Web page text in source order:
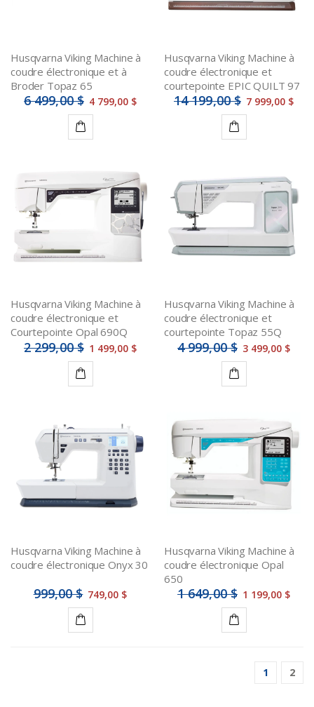
Husqvarna Viking Machine à
coudre électronique et à
Broder Topaz 65
6 499,00 $ 4 799,00 $
Husqvarna Viking Machine à
coudre électronique et
courtepointe EPIC QUILT 97
14 199,00 $ 7 999,00 $
Husqvarna Viking Machine à
coudre électronique et
Courtepointe Opal 690Q
2 299,00 $ 1 499,00 $
Husqvarna Viking Machine à
coudre électronique et
courtepointe Topaz 55Q
4 999,00 $ 3 499,00 $
Husqvarna Viking Machine à
coudre électronique Onyx 30
999,00 $ 749,00 $
Husqvarna Viking Machine à
coudre électronique Opal
650
1 649,00 $ 1 199,00 $
1 2